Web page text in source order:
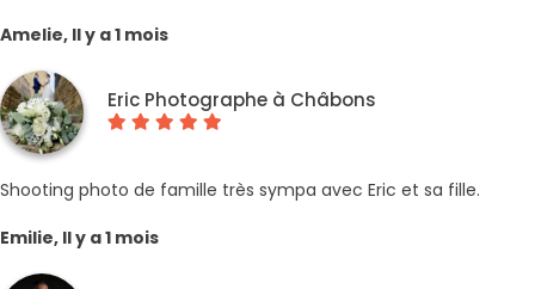
Amelie, Il y a 1 mois
Eric Photographe à Châbons
Shooting photo de famille très sympa avec Eric et sa fille.
Emilie, Il y a 1 mois